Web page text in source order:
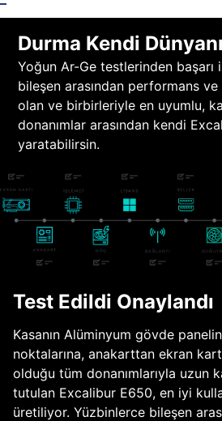
Durma Kendi
Yoğun Ar-Ge testlerinden
bileşen arasından performans
olan ve birbirleriyle en uyumlu,
donanımlar arasından kendi
yaratabilirsin.
Test Edildi Onaylandı
Kasanın Alüminyum gövde
noktalarına, anakarttan ekran
olduğu tüm donanımlarıyla uzun
tutulan Excalibur E650, en iyi
üretiliyor. Yüzbinlerce bileşen